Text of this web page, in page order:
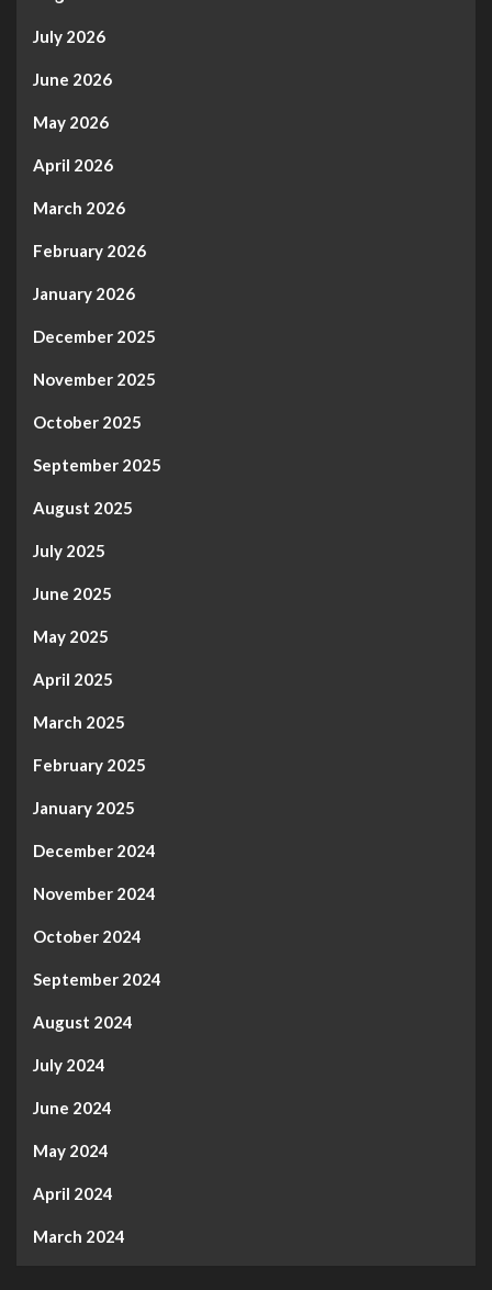
July 2026
June 2026
May 2026
April 2026
March 2026
February 2026
January 2026
December 2025
November 2025
October 2025
September 2025
August 2025
July 2025
June 2025
May 2025
April 2025
March 2025
February 2025
January 2025
December 2024
November 2024
October 2024
September 2024
August 2024
July 2024
June 2024
May 2024
April 2024
March 2024